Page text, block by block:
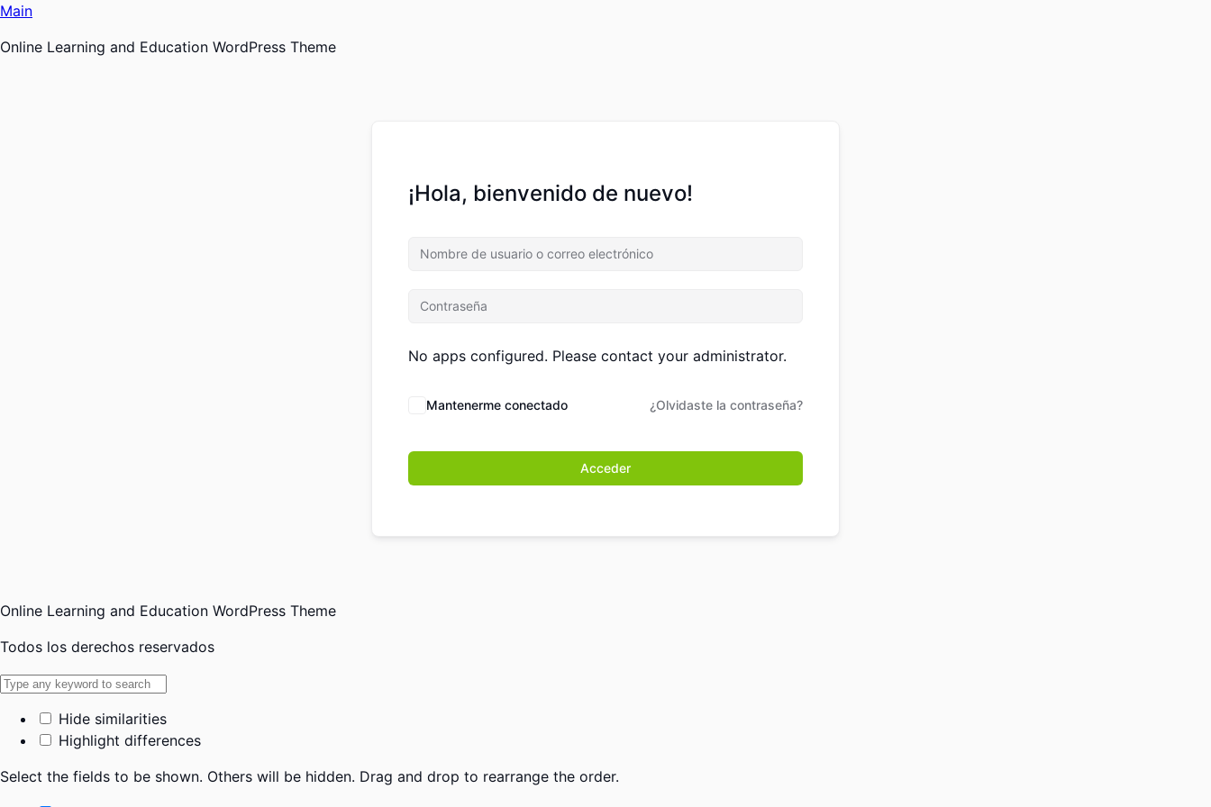
Ir
contenido
Main
Online Learning and Education WordPress Theme
¡Hola, bienvenido de nuevo!
No apps configured. Please contact your administrator.
Mantenerme conectado ¿Olvidaste la contraseña?
Acceder
Online Learning and Education WordPress Theme
Todos los derechos reservados
Hide similarities
Highlight differences
Select the fields to be shown. Others will be hidden. Drag and drop to rearrange the order.